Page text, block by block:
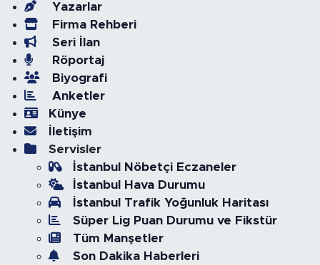
Yazarlar
Firma Rehberi
Seri İlan
Röportaj
Biyografi
Anketler
Künye
İletişim
Servisler
İstanbul Nöbetçi Eczaneler
İstanbul Hava Durumu
İstanbul Trafik Yoğunluk Haritası
Süper Lig Puan Durumu ve Fikstür
Tüm Manşetler
Son Dakika Haberleri